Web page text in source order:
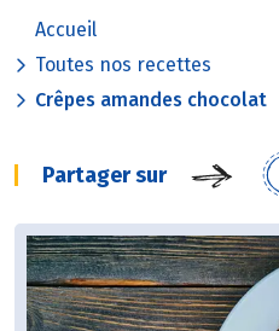
Accueil
Toutes nos recettes
Crêpes amandes chocolat
Partager sur